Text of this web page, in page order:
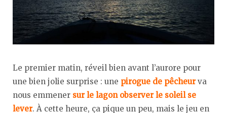
Le premier matin, réveil bien avant l’aurore pour
une bien jolie surprise : une pirogue de pêcheurva
nous emmener sur le lagon observer le soleil se
lever. À cette heure, ça pique un peu, mais le jeu en